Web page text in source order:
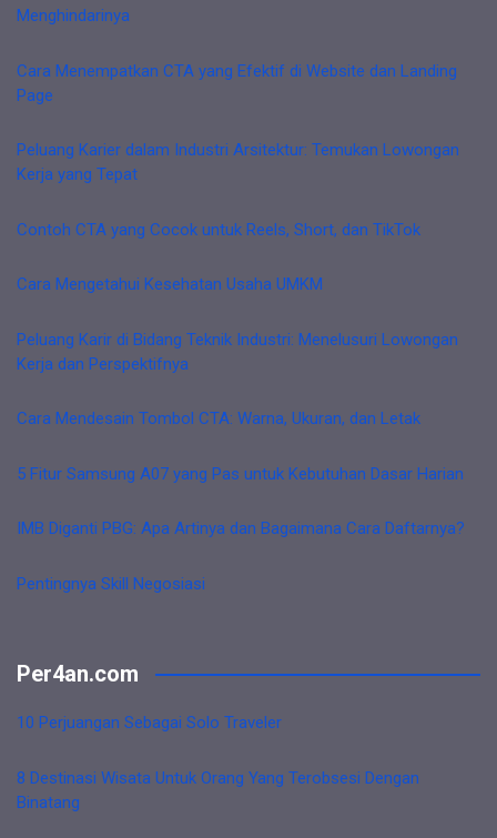
Menghindarinya
Cara Menempatkan CTA yang Efektif di Website dan Landing
Page
Peluang Karier dalam Industri Arsitektur: Temukan Lowongan
Kerja yang Tepat
Contoh CTA yang Cocok untuk Reels, Short, dan TikTok
Cara Mengetahui Kesehatan Usaha UMKM
Peluang Karir di Bidang Teknik Industri: Menelusuri Lowongan
Kerja dan Perspektifnya
Cara Mendesain Tombol CTA: Warna, Ukuran, dan Letak
5 Fitur Samsung A07 yang Pas untuk Kebutuhan Dasar Harian
IMB Diganti PBG: Apa Artinya dan Bagaimana Cara Daftarnya?
Pentingnya Skill Negosiasi
Per4an.com
10 Perjuangan Sebagai Solo Traveler
8 Destinasi Wisata Untuk Orang Yang Terobsesi Dengan
Binatang